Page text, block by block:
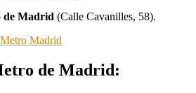
de Madrid (Calle Cavanilles, 58).
Metro Madrid
de Madrid: